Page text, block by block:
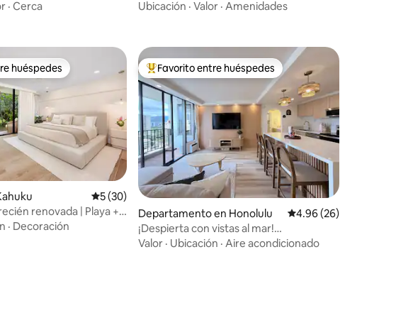
Lanai
· Cerca
de la playa!
Ubicación · Valor · Amenidades
5; 46 evaluaciones
Favorito entre huéspedes
huéspedes
Calificación promedio: 5 de 5; 30 evaluaciones
5 (30)
renovada | Playa +
· Decoración
De los mejores en Favorito entre huéspedes
Favorito entre huéspedes
Departamento en Honolulu Calificación
4.96 (26)
¡Despierta con vistas al mar!
Departamento de 2 camas queen con
Valor · Ubicación · Aire acondicionado